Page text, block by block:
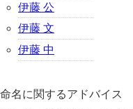
伊藤 公
伊藤 文
伊藤 中
命名に関するアドバイス